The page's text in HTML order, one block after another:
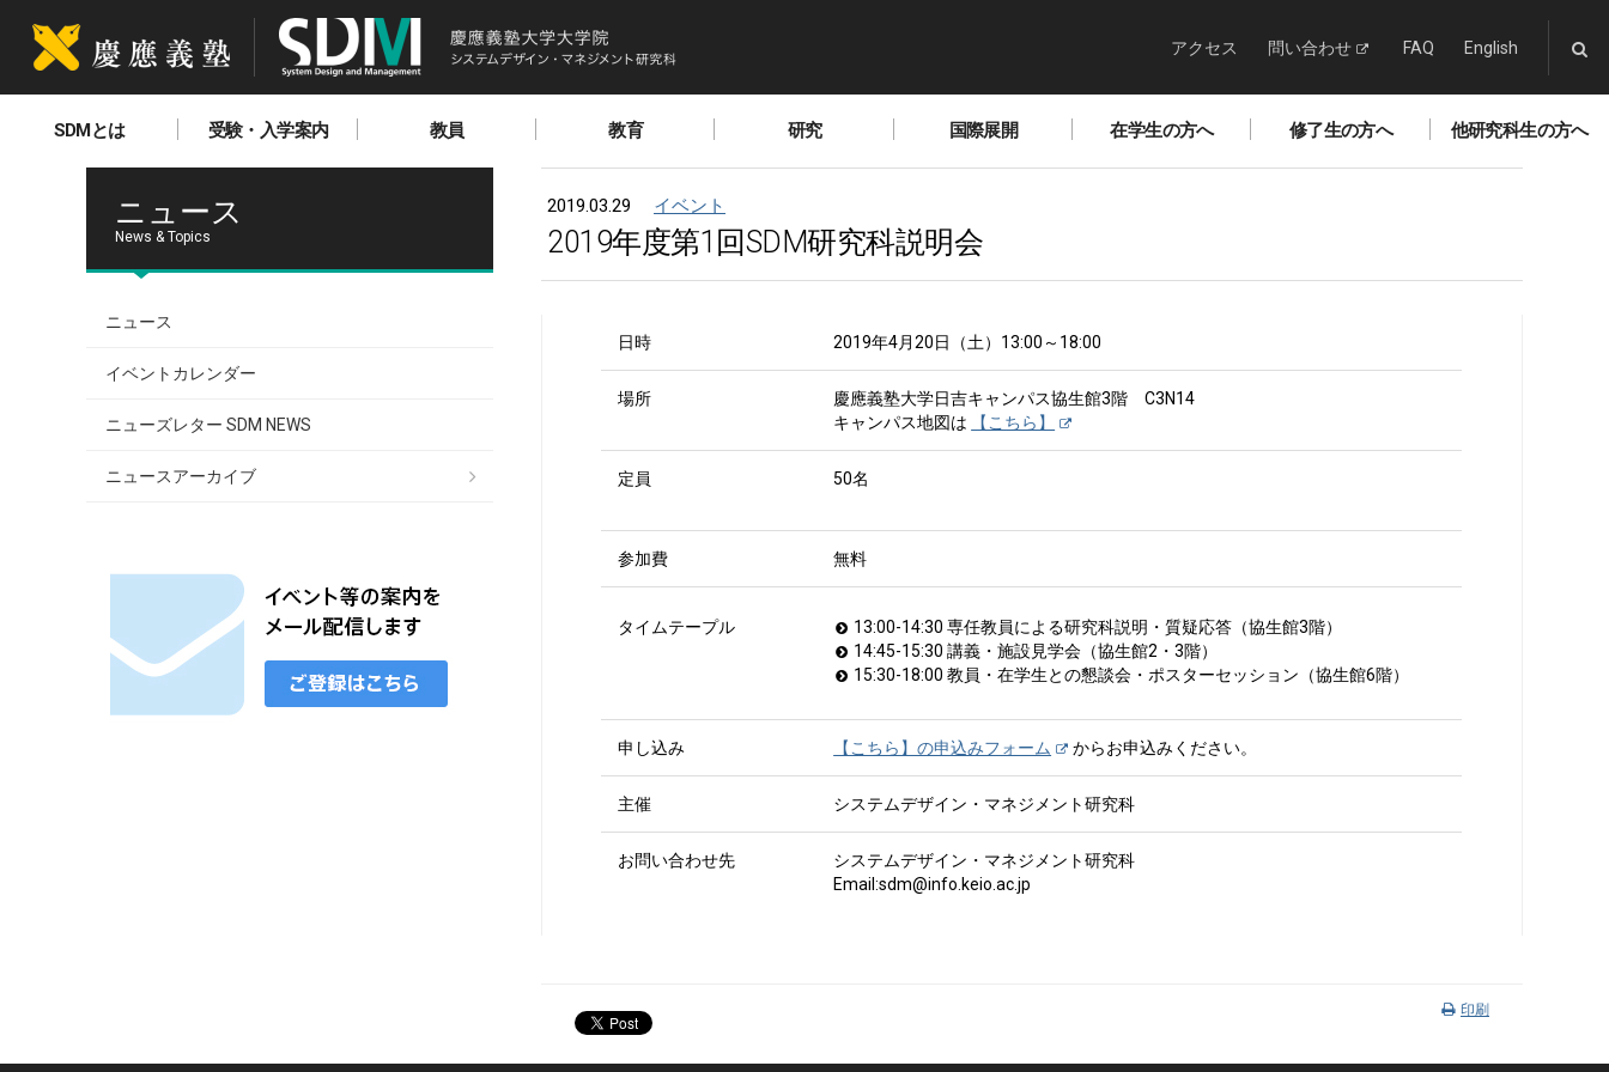
アクセス 問い合わせ FAQ English
SDMとは 受験・入学案内 教員 教育 研究 国際展開 在学生の方へ 修了生の方へ 他研究科生の方へ
2019.03.29 イベント
2019年度第1回SDM研究科説明会
日時 2019年4月20日（土）13:00～18:00
場所
慶應義塾大学日吉キャンパス協生館3階 C3N14
キャンパス地図は
【こちら】
定員 50名
参加費 無料
タイムテープル
13:00-14:30 専任教員による研究科説明・質疑応答（協生館3階）
14:45-15:30 講義・施設見学会（協生館2・3階）
15:30-18:00 教員・在学生との懇談会・ポスターセッション（協生館6階）
申し込み 【こちら】の申込みフォーム からお申込みください。
主催 システムデザイン・マネジメント研究科
お問い合わせ先
システムデザイン・マネジメント研究科
Email:sdm@info.keio.ac.jp
印刷
ニュース
News & Topics
ニュース
イベントカレンダー
ニューズレター SDM NEWS
ニュースアーカイブ